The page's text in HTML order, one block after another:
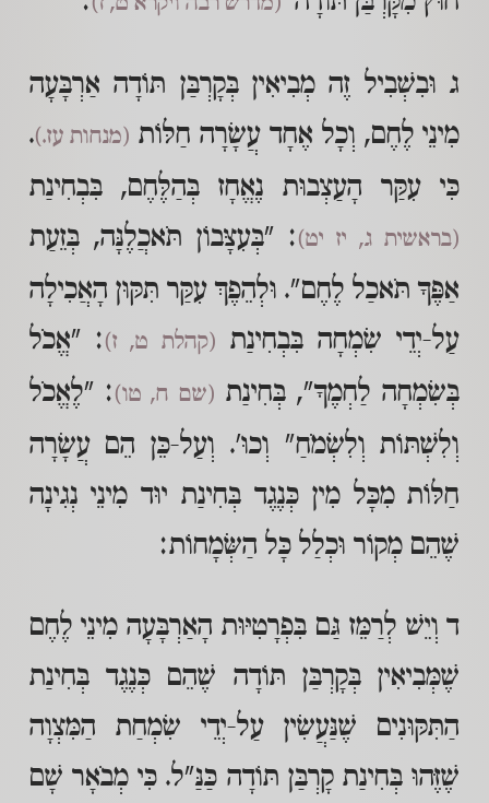
ג וּבִשְׁבִיל זֶה מְבִיאִין בְּקָרְבַּן תּוֹדָה אַרְבָּעָה
מִינֵי לֶחֶם, וְכָל אֶחָד עֲשָׂרָה חַלּוֹת (מנחות עז.).
כִּי עִקַּר הָעַצְבוּת נֶאֱחָז בְּהַלֶּחֶם, בִּבְחִינַת
(בראשית ג, יז יט): "בְּעִצָּבוֹן תֹּאכֲלֶנָּה, בְּזֵעַת
אַפֶּךָ תֹּאכַל לֶחֶם". וּלְהֵפֶךְ עִקַּר תִּקּוּן הָאֲכִילָה
עַל-יְדֵי שִׂמְחָה בִּבְחִינַת (קהלת ט, ז): "אֱכֹל
בְּשִׂמְחָה לַחְמֶךָ", בְּחִינַת (שם ח, טו): "לֶאֱכֹל
וְלִשְׁתּוֹת וְלִשְׂמֹחַ" וְכוּ'. וְעַל-כֵּן הֵם עֲשָׂרָה
חַלּוֹת מִכָּל מִין כְּנֶגֶד בְּחִינַת יוּד מִינֵי נְגִינָה
שֶׁהֵם מְקוֹר וּכְלַל כָּל הַשְּׂמָחוֹת:
ד וְיֵשׁ לְרַמֵּז גַּם בִּפְרָטִיּוּת הָאַרְבָּעָה מִינֵי לֶחֶם
שֶׁמְּבִיאִין בְּקָרְבַּן תּוֹדָה שֶׁהֵם כְּנֶגֶד בְּחִינַת
הַתִּקּוּנִים שֶׁנַּעֲשִׂין עַל-יְדֵי שִׂמְחַת הַמִּצְוָה
שֶׁזֶּהוּ בְּחִינַת קָרְבַּן תּוֹדָה כַּנַּ"ל. כִּי מְבֹאָר שָׁם